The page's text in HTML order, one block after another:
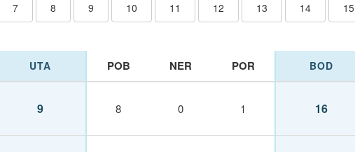
7 8 9 10 11 12 13 14 15
UTA POB NER POR BOD
9 8 0 1 16